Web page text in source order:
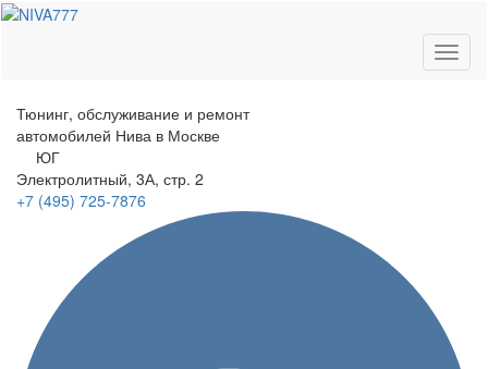
Тюнинг, обслуживание и ремонт
автомобилей Нива в Москве
ЮГ
Электролитный, 3А, стр. 2
+7 (495) 725-7876